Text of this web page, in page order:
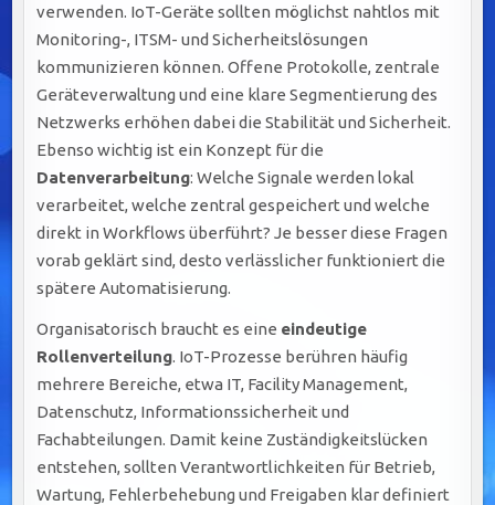
verwenden. IoT-Geräte sollten möglichst nahtlos mit
Monitoring-, ITSM- und Sicherheitslösungen
kommunizieren können. Offene Protokolle, zentrale
Geräteverwaltung und eine klare Segmentierung des
Netzwerks erhöhen dabei die Stabilität und Sicherheit.
Ebenso wichtig ist ein Konzept für die
Datenverarbeitung: Welche Signale werden lokal
verarbeitet, welche zentral gespeichert und welche
direkt in Workflows überführt? Je besser diese Fragen
vorab geklärt sind, desto verlässlicher funktioniert die
spätere Automatisierung.
Organisatorisch braucht es eine eindeutige
Rollenverteilung. IoT-Prozesse berühren häufig
mehrere Bereiche, etwa IT, Facility Management,
Datenschutz, Informationssicherheit und
Fachabteilungen. Damit keine Zuständigkeitslücken
entstehen, sollten Verantwortlichkeiten für Betrieb,
Wartung, Fehlerbehebung und Freigaben klar definiert